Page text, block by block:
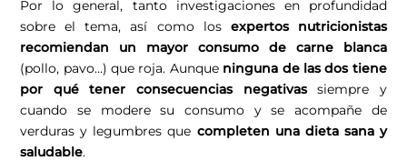
Por lo general, tanto investigaciones en profundidad
sobre el tema, así como los expertos nutricionistas
recomiendan un mayor consumo de carne blanca
(pollo, pavo…) que roja. Aunque ninguna de las dos tiene
por qué tener consecuencias negativassiempre y
cuando se modere su consumo y se acompañe de
verduras y legumbres que completen una dieta sana y
saludable.